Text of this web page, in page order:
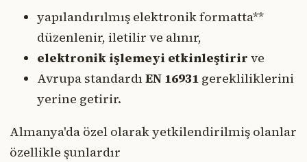
yapılandırılmış elektronik formatta**
düzenlenir, iletilir ve alınır,
elektronik işlemeyi etkinleştirir ve
Avrupa standardıEN 16931 gerekliliklerini
yerine getirir.
Almanya'da özel olarak yetkilendirilmiş olanlar
özellikle şunlardır